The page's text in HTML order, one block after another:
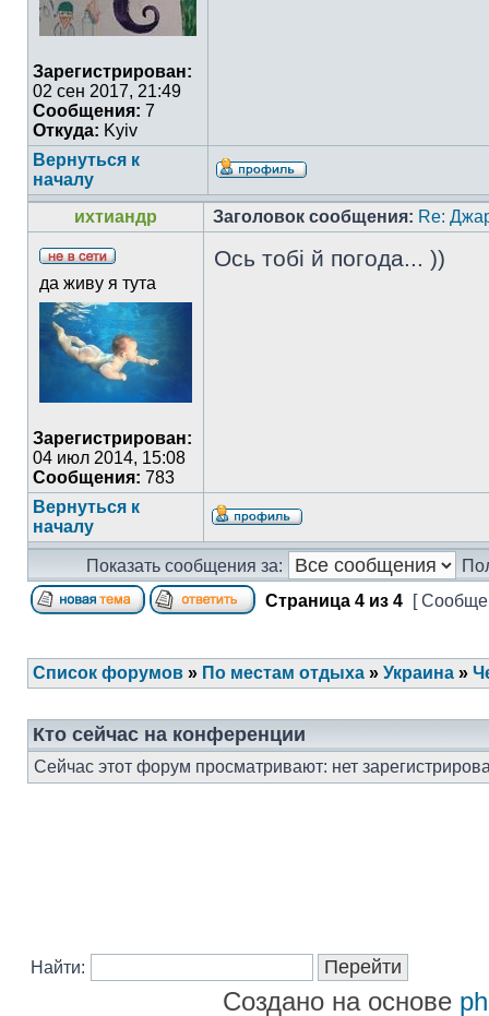
Зарегистрирован:
02 сен 2017, 21:49
Сообщения: 7
Откуда: Kyiv
Вернуться к
началу
ихтиандр
Заголовок сообщения: Re:
да живу я тута
Зарегистрирован:
04 июл 2014, 15:08
Сообщения: 783
Ось тобі й погода... ))
Вернуться к
началу
Показать сообщения за:
Страница 4 из 4 [
Список форумов » По местам отдыха » Украина »
Кто сейчас на конференции
Сейчас этот форум просматривают: нет
Найти:
Создано на основе